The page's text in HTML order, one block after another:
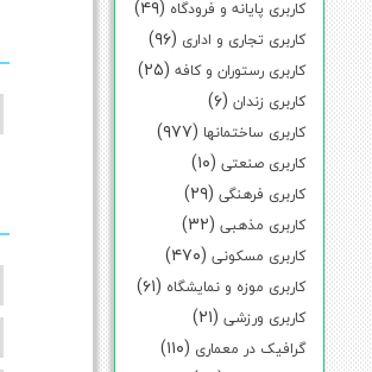
کاربری پایانه و فرودگاه (۴۹)
کاربری تجاری و اداری (۹۶)
کاربری رستوران و کافه (۲۵)
کاربری زندان (۶)
کاربری ساختمانها (۹۷۷)
کاربری صنعتی (۱۰)
کاربری فرهنگی (۲۹)
کاربری مذهبی (۳۲)
کاربری مسکونی (۴۷۰)
کاربری موزه و نمایشگاه (۶۱)
کاربری ورزشی (۲۱)
گرافیک در معماری (۱۱۰)